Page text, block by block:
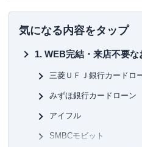
気になる内容をタップ
WEB完結・来店不要
三菱ＵＦＪ銀行カードロ
みずほ銀行カードローン
アイフル
SMBCモビット